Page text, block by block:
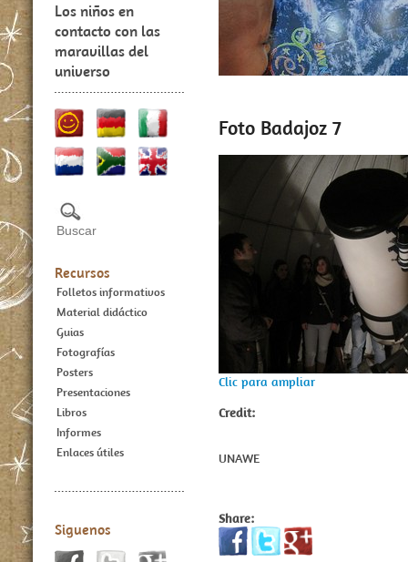
Los niños en
contacto con las
maravillas del
universo
Recursos
Folletos informativos
Material didáctico
Guias
Fotografías
Posters
Presentaciones
Libros
Informes
Enlaces útiles
Siguenos
Foto Badajoz 7
Clic para ampliar
Credit:
UNAWE
Share: